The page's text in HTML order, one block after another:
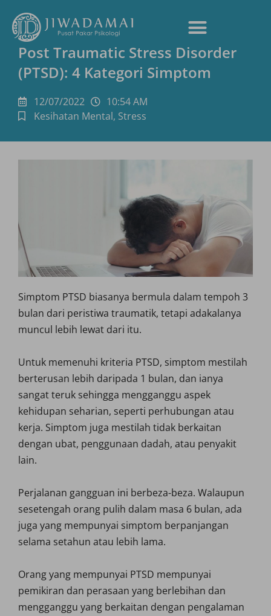
Post Traumatic Stress Disorder
(PTSD): 4 Kategori Simptom
12/07/2022
10:54 AM
Kesihatan Mental, Stress
Simptom PTSD biasanya bermula dalam tempoh 3
bulan dari peristiwa traumatik, tetapi adakalanya
muncul lebih lewat dari itu.
Untuk memenuhi kriteria PTSD, simptom mestilah
berterusan lebih daripada 1 bulan, dan ianya
sangat teruk sehingga mengganggu aspek
kehidupan seharian, seperti perhubungan atau
kerja. Simptom juga mestilah tidak berkaitan
dengan ubat, penggunaan dadah, atau penyakit
lain.
Perjalanan gangguan ini berbeza-beza. Walaupun
sesetengah orang pulih dalam masa 6 bulan, ada
juga yang mempunyai simptom berpanjangan
selama setahun atau lebih lama.
Orang yang mempunyai PTSD mempunyai
pemikiran dan perasaan yang berlebihan dan
mengganggu yang berkaitan dengan pengalaman